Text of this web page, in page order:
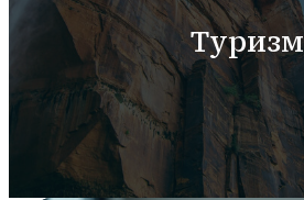
Туризм